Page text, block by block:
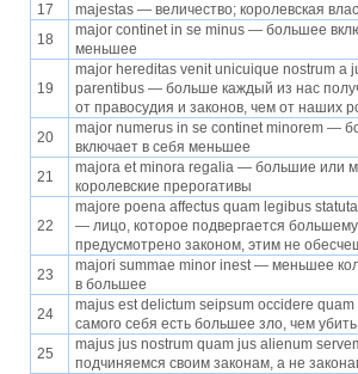
17
majestas — величество; королевская
18
major continet in se minus — большее
меньшее
19
major hereditas venit unicuique nostrum a
parentibus — больше каждый из нас
от правосудия и законов, чем от наших
20
major numerus in se continet minorem —
включает в себя меньшее
21
majora et minora regalia — большие или
королевские прерогативы
22
majore poena affectus quam legibus
— лицо, которое подвергается
предусмотрено законом, этим не
23
majori summae minor inest — меньшее
в большее
24
majus est delictum seipsum occidere
самого себя есть большее зло, чем убить
25
majus jus nostrum quam jus alienum
подчиняемся своим законам, а не